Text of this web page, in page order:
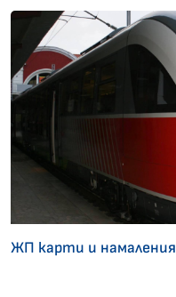
ЖП карти и намаления